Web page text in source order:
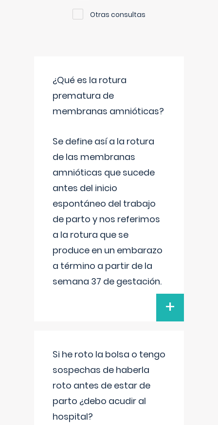
Otras consultas
¿Qué es la rotura
prematura de
membranas amnióticas?
Se define así a la rotura
de las membranas
amnióticas que sucede
antes del inicio
espontáneo del trabajo
de parto y nos referimos
a la rotura que se
produce en un embarazo
a término a partir de la
semana 37 de gestación.
+
Si he roto la bolsa o tengo
sospechas de haberla
roto antes de estar de
parto ¿debo acudir al
hospital?